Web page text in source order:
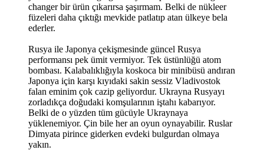
changer bir ürün çıkarırsa şaşırmam. Belki de nükleer
füzeleri daha çıktığı mevkide patlatıp atan ülkeye bela
ederler.
Rusya ile Japonya çekişmesinde güncel Rusya
performansı pek ümit vermiyor. Tek üstünlüğü atom
bombası. Kalabalıklığıyla koskoca bir minibüsü andıran
Japonya için karşı kıyıdaki sakin sessiz Vladivostok
falan eminim çok cazip geliyordur. Ukrayna Rusyayı
zorladıkça doğudaki komşularının iştahı kabarıyor.
Belki de o yüzden tüm gücüyle Ukraynaya
yüklenemiyor. Çin bile her an oyun oynayabilir. Ruslar
Dimyata pirince giderken evdeki bulgurdan olmaya
yakın.